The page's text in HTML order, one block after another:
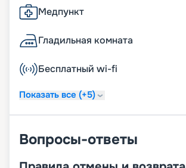
Медпункт
Гладильная комната
Бесплатный wi-fi
Показать все (+5)
Вопросы-ответы